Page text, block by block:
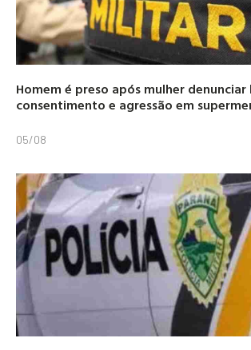
Homem é preso após mulher denunciar
consentimento e agressão em
05/08